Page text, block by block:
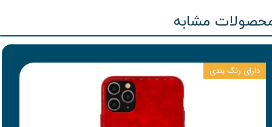
مشابه
دارای رنگ بندی